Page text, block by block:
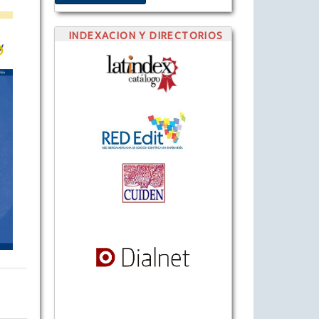
INDEXACION Y DIRECTORIOS